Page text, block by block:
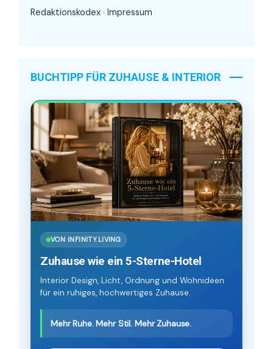
Redaktionskodex · Impressum
BUCHTIPP FÜR ZUHAUSE & INTERIOR
VON INFINITY.LIVING
Zuhause wie ein 5-Sterne-Hotel
Interior Design, Licht, Ordnung und Wohnideen
für ein ruhiges, hochwertiges Zuhause.
Mehr Ruhe. Mehr Stil. Mehr Zuhause.